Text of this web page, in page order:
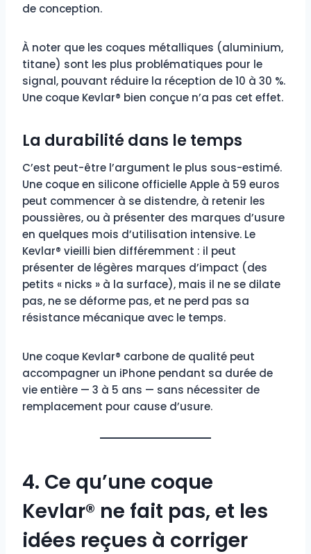
de conception.
À noter que les coques métalliques (aluminium,
titane) sont les plus problématiques pour le
signal, pouvant réduire la réception de 10 à 30 %.
Une coque Kevlar® bien conçue n’a pas cet effet.
La durabilité dans le temps
C’est peut-être l’argument le plus sous-estimé.
Une coque en silicone officielle Apple à 59 euros
peut commencer à se distendre, à retenir les
poussières, ou à présenter des marques d’usure
en quelques mois d’utilisation intensive. Le
Kevlar® vieilli bien différemment : il peut
présenter de légères marques d’impact (des
petits « nicks » à la surface), mais il ne se dilate
pas, ne se déforme pas, et ne perd pas sa
résistance mécanique avec le temps.
Une coque Kevlar® carbone de qualité peut
accompagner un iPhone pendant sa durée de
vie entière — 3 à 5 ans — sans nécessiter de
remplacement pour cause d’usure.
4. Ce qu’une coque
Kevlar® ne fait pas, et les
idées reçues à corriger